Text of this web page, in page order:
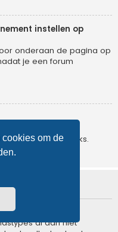
om de
instellen op
onderaan de pagina op
je een forum
voor dienende links.
op dit forum?
al dan niet